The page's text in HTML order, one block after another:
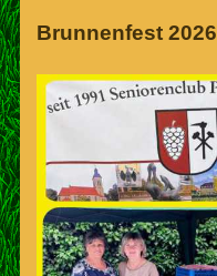
Brunnenfest 2026